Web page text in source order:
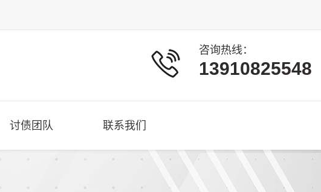
咨询热线：
13910825548
讨债团队 联系我们